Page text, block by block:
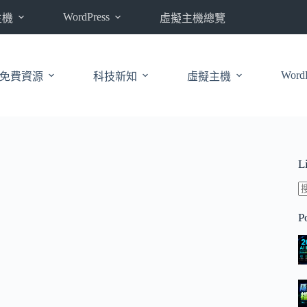
WordPress 虛擬主機總覽
免費資源 科技新知 虛擬主機